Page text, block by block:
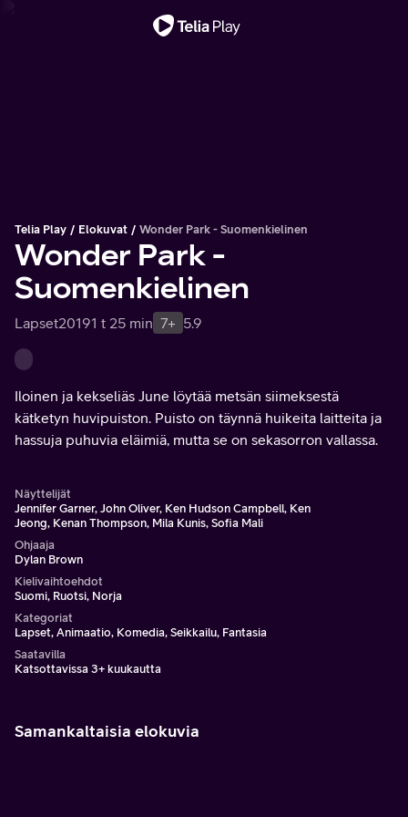
Telia Play Elokuvat Wonder Park - Suomenkielinen
Wonder Park -
Suomenkielinen
Lapset20191 t 25 min 7+ 5.9
Iloinen ja kekseliäs June löytää metsän siimeksestä
kätketyn huvipuiston. Puisto on täynnä huikeita laitteita ja
hassuja puhuvia eläimiä, mutta se on sekasorron vallassa.
Näyttelijät
Jennifer Garner, John Oliver, Ken Hudson Campbell, Ken
Jeong, Kenan Thompson, Mila Kunis, Sofia Mali
Ohjaaja
Dylan Brown
Kielivaihtoehdot
Suomi, Ruotsi, Norja
Kategoriat
Lapset, Animaatio, Komedia, Seikkailu, Fantasia
Saatavilla
Katsottavissa 3+ kuukautta
Samankaltaisia elokuvia